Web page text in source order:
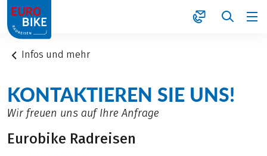
1
Infos und mehr
KONTAKTIEREN SIE UNS!
Wir freuen uns auf Ihre Anfrage
Eurobike Radreisen